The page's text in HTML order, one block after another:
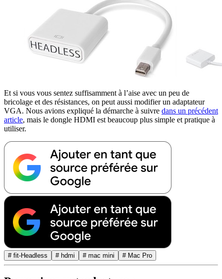
Et si vous vous sentez suffisamment à l’aise avec un peu de
bricolage et des résistances, on peut aussi modifier un adaptateur
VGA. Nous avions expliqué la démarche à suivre dans un précédent
article, mais le dongle HDMI est beaucoup plus simple et pratique à
utiliser.
# fit-Headless # hdmi # mac mini # Mac Pro